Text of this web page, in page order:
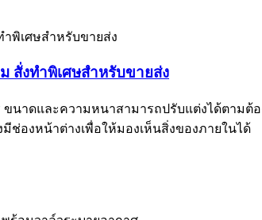
สั่งทำพิเศษสำหรับขายส่ง
าดและความหนาสามารถปรับแต่งได้ตามต้
ช่องหน้าต่างเพื่อให้มองเห็นสิ่งของภายในได้